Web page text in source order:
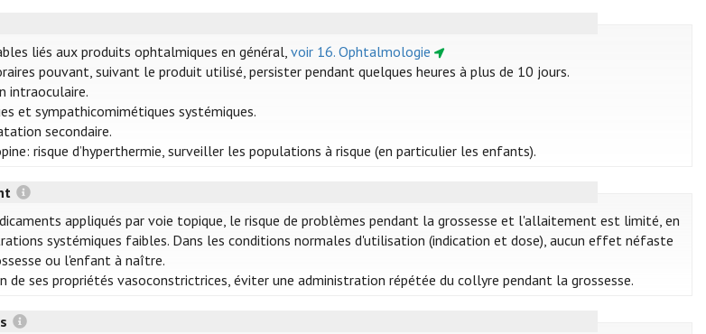
liés aux produits ophtalmiques en général,voir 16. Ophtalmologie
pouvant, suivant le produit utilisé, persister pendant quelques heures à plus de 10 jours.
intraoculaire.
et sympathicomimétiques systémiques.
secondaire.
risque d’hyperthermie, surveiller les populations à risque (en particulier les enfants).
appliqués par voie topique, le risque de problèmes pendant la grossesse et l'allaitement est limité, en
systémiques faibles. Dans les conditions normales d'utilisation (indication et dose), aucun effet néfaste
ou l'enfant à naître.
de ses propriétés vasoconstrictrices, éviter une administration répétée du collyre pendant la grossesse.